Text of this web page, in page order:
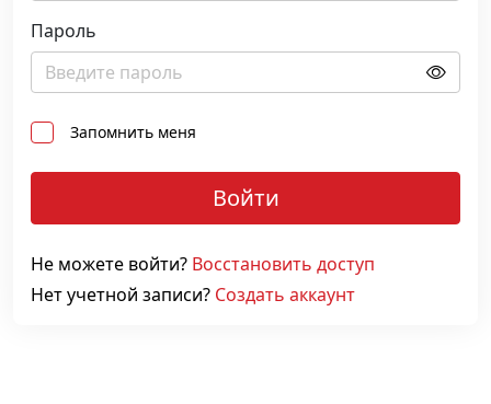
r
g
+
9
Пароль
Запомнить меня
Войти
Не можете войти? Восстановить доступ
Нет учетной записи? Создать аккаунт